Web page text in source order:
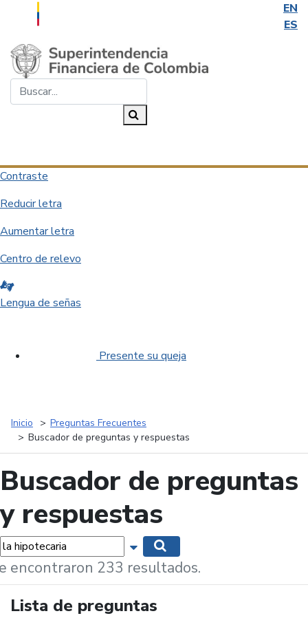
EN
ES
Saltar al contenido principal
Contraste
Reducir letra
Aumentar letra
Centro de relevo
Lengua de señas
Presente su queja
Inicio
Preguntas Frecuentes
Buscador de preguntas y respuestas
Buscador de preguntas
y respuestas
Mostrar opciones de búsqueda
encontraron 233 resultados.
Lista de preguntas